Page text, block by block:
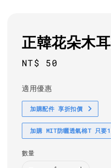
正韓花朵木
Regular
NT$ 50
適用優惠
加購配件 享折扣價
加購 MIT防曬透氣棉T 只要
數量